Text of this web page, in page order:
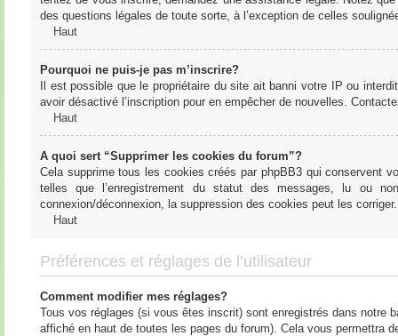
des questions légales de toute sorte, à l’exception de celles
Haut
Pourquoi ne puis-je pas m’inscrire?
Il est possible que le propriétaire du site ait banni votre IP ou
avoir désactivé l’inscription pour en empêcher de nouvelles.
Haut
A quoi sert “Supprimer les cookies du forum”?
Cela supprime tous les cookies créés par phpBB3 qui conservent
telles que l’enregistrement du statut des messages, lu ou
connexion/déconnexion, la suppression des cookies peut les corriger.
Haut
Préférences et réglages de l’utilisateur
Comment modifier mes réglages?
Tous vos réglages (si vous êtes inscrit) sont enregistrés dans notre
affiché en haut de toutes les pages du forum). Cela vous permettra